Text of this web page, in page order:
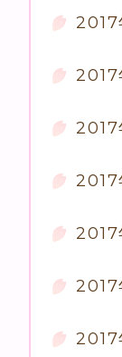
2017
2017
2017
2017
2017
2017
2017